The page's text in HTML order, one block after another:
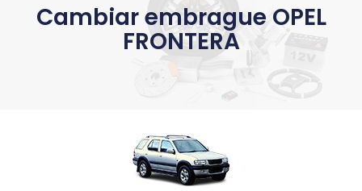
Cambiar embrague OPEL
FRONTERA